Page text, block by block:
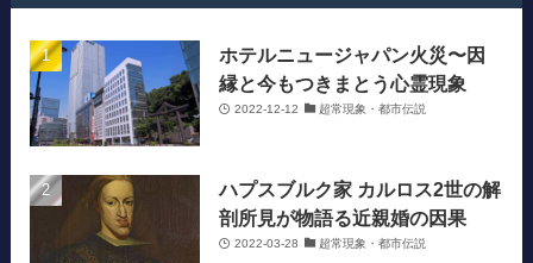
ホテルニュージャパン火災〜因
縁と今もつきまとう心霊現象
2022-12-12 超常現象・都市伝説
ハプスブルク家 カルロス2世の解
剖所見が物語る近親婚の因果
2022-03-28 超常現象・都市伝説